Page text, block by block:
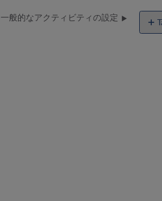
No
一般的なアクティビティの設定